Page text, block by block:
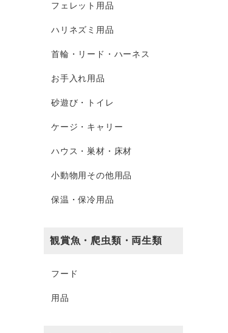
フェレット用品
ハリネズミ用品
首輪・リード・ハーネス
お手入れ用品
砂遊び・トイレ
ケージ・キャリー
ハウス・巣材・床材
小動物用その他用品
保温・保冷用品
観賞魚・爬虫類・両生類
フード
用品